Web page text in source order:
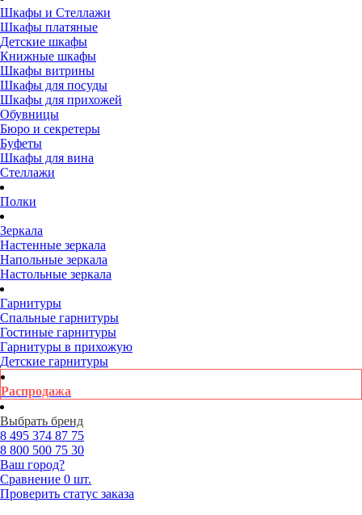
Шкафы и Стеллажи
Шкафы платяные
Детские шкафы
Книжные шкафы
Шкафы витрины
Шкафы для посуды
Шкафы для прихожей
Обувницы
Бюро и секретеры
Буфеты
Шкафы для вина
Стеллажи
Полки
Зеркала
Настенные зеркала
Напольные зеркала
Настольные зеркала
Гарнитуры
Спальные гарнитуры
Гостиные гарнитуры
Гарнитуры в прихожую
Детские гарнитуры
Распродажа
Выбрать бренд
8 495 374 87 75
8 800 500 75 30
Ваш город?
Сравнение 0 шт.
Проверить статус заказа